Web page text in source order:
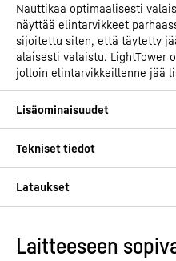
Nauttikaa optimaalisesti
näyttää elintarvikkeet
sijoitettu siten, että täytetty
alaisesti valaistu. LightTower
jolloin elintarvikkeillenne jää
Laitteeseen